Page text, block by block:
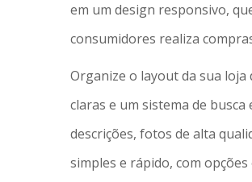
em um design responsivo,
consumidores realiza
Organize o layout da sua
claras e um sistema de
descrições, fotos de alta
simples e rápido, com